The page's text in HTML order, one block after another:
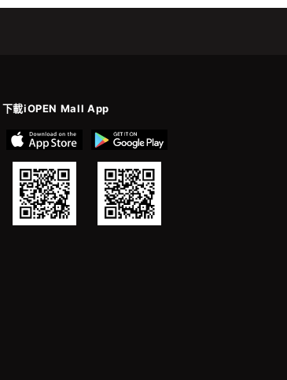
下載iOPEN Mall App